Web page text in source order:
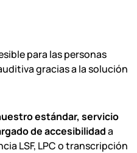
para las personas
gracias a la solución
estándar, servicio
de accesibilidada
LSF, LPC o transcripción